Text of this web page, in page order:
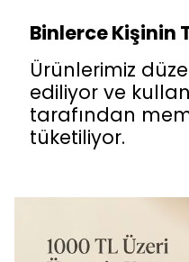
Binlerce Kişinin
Ürünlerimiz
ediliyor ve
tarafından
tüketiliyor.